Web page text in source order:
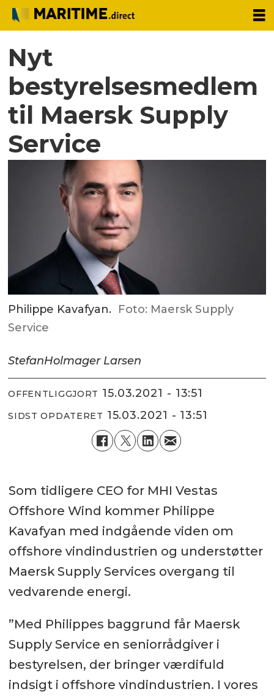
Nyt
bestyrelsesmedlem
til Maersk Supply
Service
Philippe Kavafyan. Foto: Maersk Supply
Service
StefanHolmager Larsen
OFFENTLIGGJORT 15.03.2021 - 13:51
SIDST OPDATERET 15.03.2021 - 13:51
Som tidligere CEO for MHI Vestas
Offshore Wind kommer Philippe
Kavafyan med indgående viden om
offshore vindindustrien og understøtter
Maersk Supply Services overgang til
vedvarende energi.
”Med Philippes baggrund får Maersk
Supply Service en seniorrådgiver i
bestyrelsen, der bringer værdifuld
indsigt i offshore vindindustrien. I vores